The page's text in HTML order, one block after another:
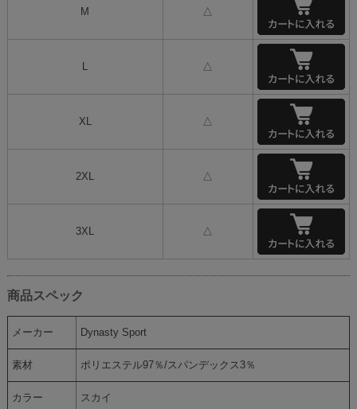
M △
△
XL △
2XL △
3XL △
商品スペック
メーカー Dynasty Sport
素材 ポリエステル97％/スパンデックス3％
カラー スカイ